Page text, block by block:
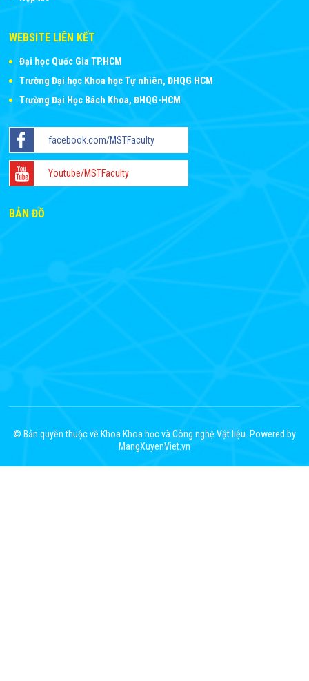
WEBSITE LIÊN KẾT
Đại học Quốc Gia TP.HCM
Trường Đại học Khoa học Tự nhiên, ĐHQG HCM
Trường Đại Học Bách Khoa, ĐHQG-HCM
facebook.com/MSTFaculty
Youtube/MSTFaculty
BẢN ĐỒ
© Bản quyền thuộc về Khoa Khoa học và Công nghệ Vật liệu. Powered by
MangXuyenViet.vn